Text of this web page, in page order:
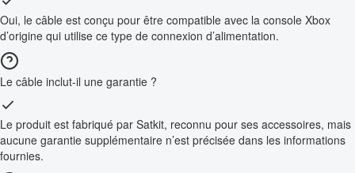
Oui, le câble est conçu pour être compatible avec la console Xbox
d’origine qui utilise ce type de connexion d’alimentation.
Le câble inclut-il une garantie ?
Le produit est fabriqué par Satkit, reconnu pour ses accessoires, mais
aucune garantie supplémentaire n’est précisée dans les informations
fournies.